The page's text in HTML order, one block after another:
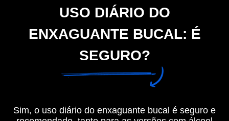
USO DIÁRIO DO
ENXAGUANTE BUCAL: É
SEGURO?
Sim, o uso diário do enxaguante bucal é seguro e